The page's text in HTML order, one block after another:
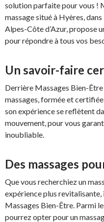
solution parfaite pour vous !
massage situé à Hyères,
Alpes-Côte d’Azur, propose
pour répondre à tous vos
Un savoir-faire
Derrière Massages Bien-Être
massages, formée et
son expérience se reflètent
mouvement, pour vous
inoubliable.
Des massages
Que vous recherchiez un
expérience plus revitalisante,
Massages Bien-Être. Parmi
pourrez opter pour un